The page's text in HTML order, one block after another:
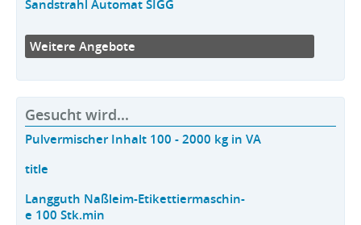
Sandstrahl Automat SIGG
Weitere Angebote
Gesucht wird...
Pulvermischer Inhalt 100 - 2000 kg in VA
title
Langguth Naßleim-Etikettiermaschin-
e 100 Stk.min